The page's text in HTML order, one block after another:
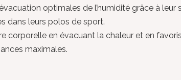
optimales de l’humidité grâce à
dans leurs polos de sport.
en évacuant la chaleur et en
maximales.